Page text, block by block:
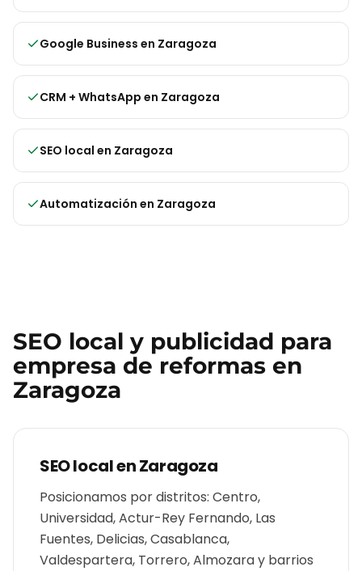
Google Business en Zaragoza
CRM + WhatsApp en Zaragoza
SEO local en Zaragoza
Automatización en Zaragoza
SEO local y publicidad para
empresa de reformas en
Zaragoza
SEO local enZaragoza
Posicionamos por distritos: Centro,
Universidad, Actur-Rey Fernando, Las
Fuentes, Delicias, Casablanca,
Valdespartera, Torrero, Almozara y barrios